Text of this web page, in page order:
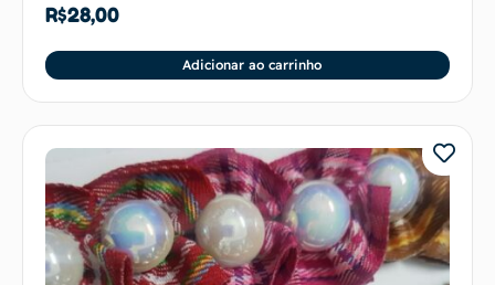
R$28,00
Adicionar ao carrinho